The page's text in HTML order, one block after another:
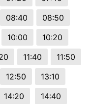
08:40
08:50
10:00
10:20
11:40
11:50
12:50
13:10
14:20
14:40